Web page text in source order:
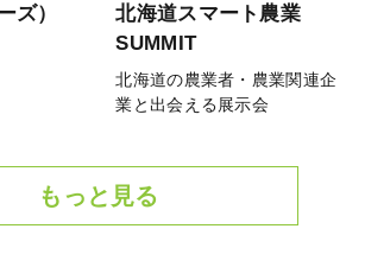
ズ）
北海道スマート農業
SUMMIT
北海道の農業者・農業関連企
業と出会える展示会
もっと見る